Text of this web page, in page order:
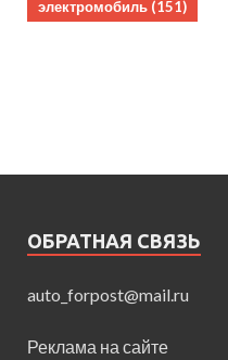
электромобиль (151)
ОБРАТНАЯ СВЯЗЬ
auto_forpost@mail.ru
Реклама на сайте